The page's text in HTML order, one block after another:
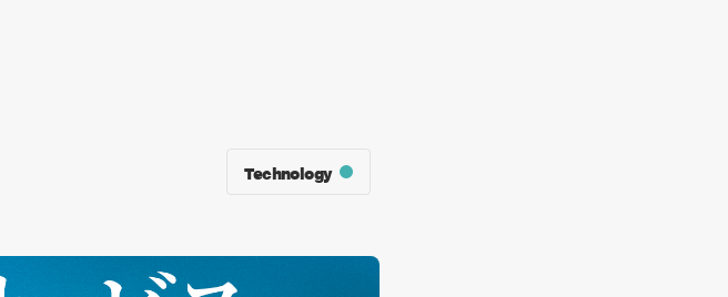
Technology